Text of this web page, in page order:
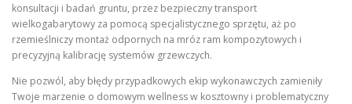
konsultacji i badań gruntu, przez bezpieczny transport
wielkogabarytowy za pomocą specjalistycznego sprzętu, aż po
rzemieślniczy montaż odpornych na mróz ram kompozytowych i
precyzyjną kalibrację systemów grzewczych.
Nie pozwól, aby błędy przypadkowych ekip wykonawczych zamieniły
Twoje marzenie o domowym wellness w kosztowny i problematyczny